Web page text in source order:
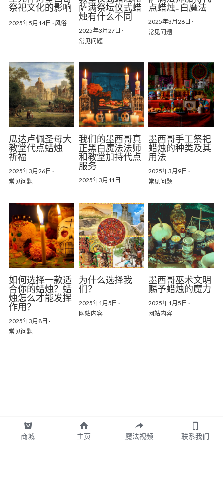
祭祀文化的影响
2025年5月14日 · 风俗
萨满祭坛仪式蜡
烛有什么不同
2025年3月27日 ·
常见问题
点蜡烛-白魔法
2025年3月26日 ·
常见问题
瓜达卢佩圣母大
教堂代点蜡烛--
祈福
2025年3月26日 ·
常见问题
我们的墨西哥真
正黑白魔法法师
和教堂加持代点
服务
2025年3月11日
墨西哥手工祭祀
蜡烛的种类及其
用法
2025年3月9日 ·
常见问题
如何选择一款适
合你的蜡烛？蜡
烛怎么才能发挥
作用？
2025年3月8日 ·
常见问题
为什么选择我
们？
2025年1月5日 ·
网站内容
墨西哥巫术文明
赐予蜡烛的魔力
2025年1月5日 ·
网站内容
商城 主页 魔法视频 联系我们